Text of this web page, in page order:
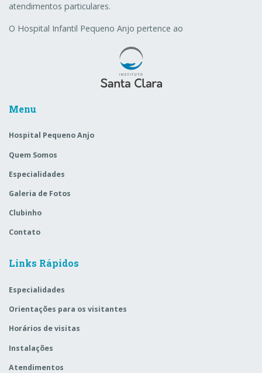
atendimentos particulares.
O Hospital Infantil Pequeno Anjo pertence ao
Menu
Hospital Pequeno Anjo
Quem Somos
Especialidades
Galeria de Fotos
Clubinho
Contato
Links Rápidos
Especialidades
Orientações para os visitantes
Horários de visitas
Instalações
Atendimentos